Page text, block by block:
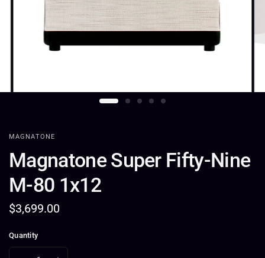
MAGNATONE
Magnatone Super Fifty-Nine
M-80 1x12
$3,699.00
Quantity